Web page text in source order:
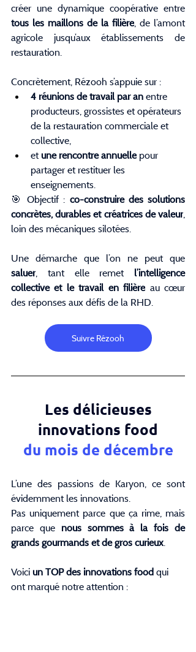
tous les maillons de la filière , de l’amont
agricole jusqu’aux établissements de
restauration.
Concrètement, Rézooh s’appuie sur :
4 réunions de travail par an entre
producteurs, grossistes et opérateurs
de la restauration commerciale et
collective,
et une rencontre annuelle pour
partager et restituer les
enseignements.
🎯 Objectif : co-construire des solutions
concrètes, durables et créatrices de valeur
loin des mécaniques silotées.
saluer , tant elle remet l’intelligence
collective et le travail en filière au cœur
des réponses aux défis de la RHD.
Suivre Rézooh
Les délicieuses
innovations food
du mois de décembre
L’une des passions de Karyon, ce sont
évidemment les innovations.
Pas uniquement parce que ça rime, mais
parce que nous sommes à la fois de
grands gourmands et de gros curieux
Voici un TOP des innovations food qui
ont marqué notre attention :